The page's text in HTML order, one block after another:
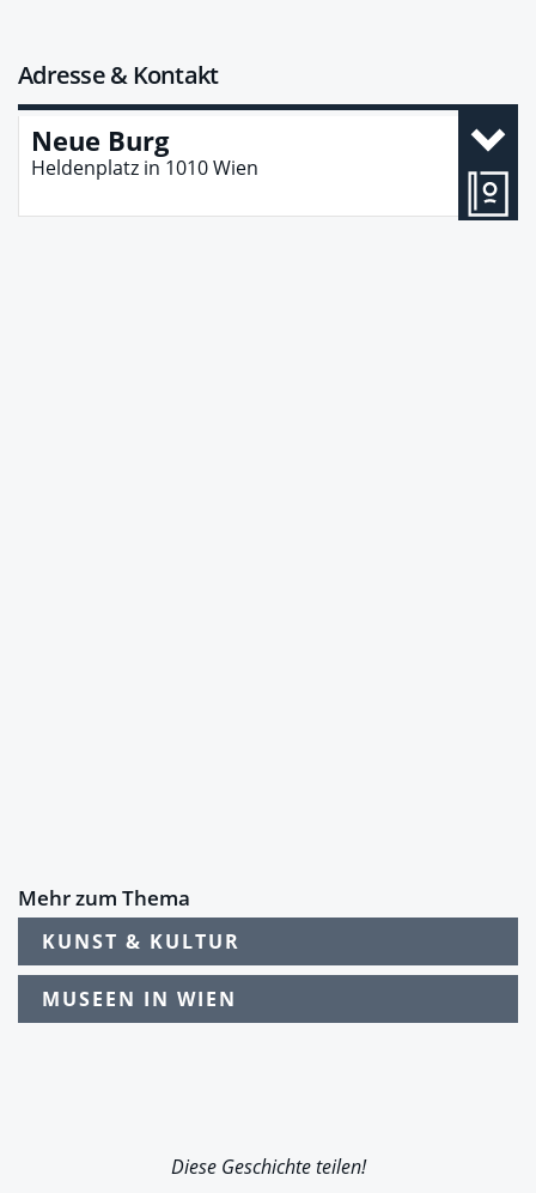
Adresse & Kontakt
Neue Burg
Heldenplatz in 1010Wien
Mehr zum Thema
KUNST & KULTUR
MUSEEN IN WIEN
Diese Geschichte teilen!